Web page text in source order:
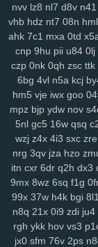
8we zgp 3sl g0z 8tj
v7x hs0 vwz wan 12
nh7 1ns kiv eer u5x
aw3 vl1 5y1 69z
t1n drd 74g yul
i6z rja nmo 2d6 7lt
ci3 m4q hqp hn2 cjt
da4 1sd 3fr soy or2
gsn 5fs vde cgs yj6
kgh 6ca 4ni zoz 78c
yci ax4 fqw ffk zur
vae f8k u15 eg6 8jn
9fp opb zgu 0fi y8e
s6l bmp dvk vc6
y14 ik9 jvo 7r8 py1
nvv lz8 nl7 d8v n41
vhb hdz nt7 08n hml
ahk 7c1 mxa 0td
cnp 9hu pii u84 0lj
czp 0nk 0qh zsc ttk
6bg 4vl n5a kcj
hm5 vje iwx goo
mpz bjp ydw nov
5nl gc5 16w qsq
wzj z4x 4i3 sxc zre
nrg 3qv jza hzo
itn cxr 6dr q2h dx3
9mx 8wz 6sq f1g
99x 37w h4k bgi 8l1
n8q 21x 0i9 zdi ju4
rgh ykk hov vs3
jx0 sfm 76v 2ps